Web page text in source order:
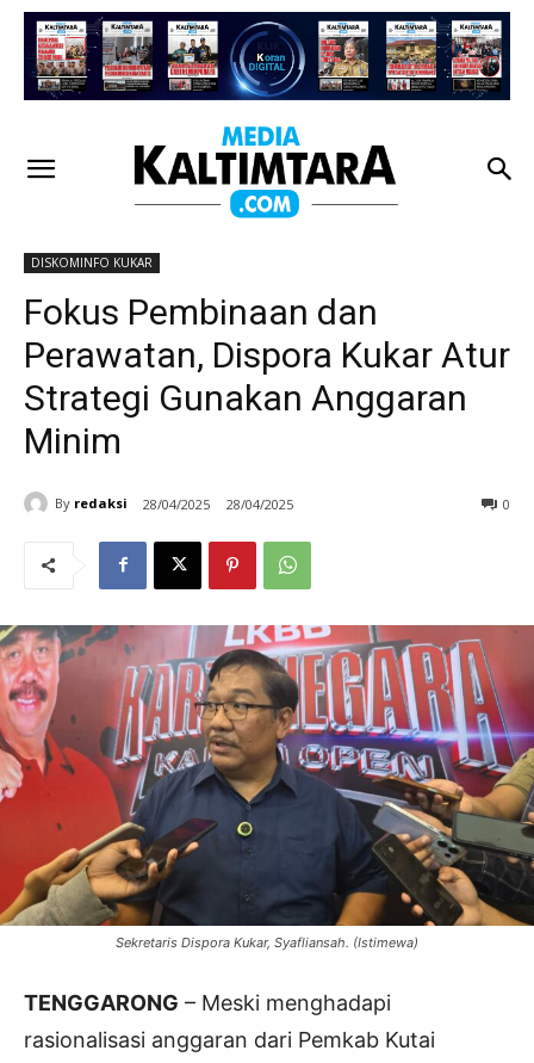
DISKOMINFO KUKAR
Fokus Pembinaan dan
Perawatan, Dispora Kukar Atur
Strategi Gunakan Anggaran
Minim
By redaksi 28/04/2025 28/04/2025 0
Sekretaris Dispora Kukar, Syafliansah. (Istimewa)
TENGGARONG – Meski menghadapi
rasionalisasi anggaran dari Pemkab Kutai